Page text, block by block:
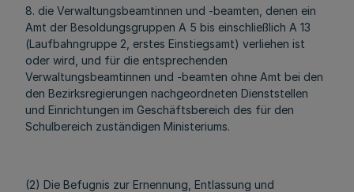
8. die Verwaltungsbeamtinnen und -beamten, denen ein
Amt der Besoldungsgruppen A 5 bis einschließlich A 13
(Laufbahngruppe 2, erstes Einstiegsamt) verliehen ist
oder wird, und für die entsprechenden
Verwaltungsbeamtinnen und -beamten ohne Amt bei den
den Bezirksregierungen nachgeordneten Dienststellen
und Einrichtungen im Geschäftsbereich des für den
Schulbereich zuständigen Ministeriums.
(2) Die Befugnis zur Ernennung, Entlassung und